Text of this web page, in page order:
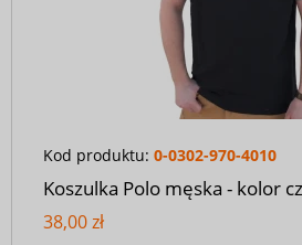
Kod produktu: 0-0302-970-4010
Koszulka Polo męska - kolor
38,00 zł